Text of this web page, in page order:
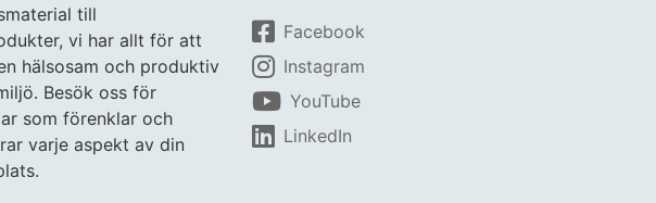
till
vi har allt för att
hälsosam och produktiv
Besök oss för
som förenklar och
varje aspekt av din
Facebook
Instagram
YouTube
LinkedIn